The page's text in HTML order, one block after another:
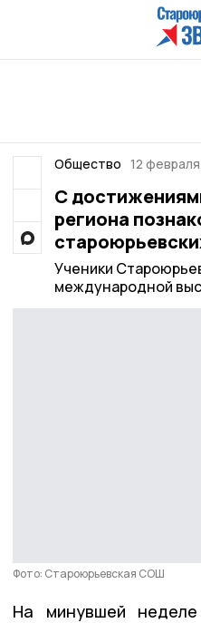
Общество 12
С
региона
Ученики
международной
Фото: Староюрьевская СОШ
На минувшей